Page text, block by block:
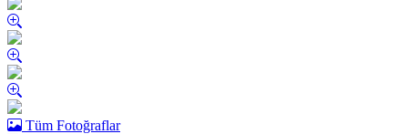
Tüm Fotoğraflar